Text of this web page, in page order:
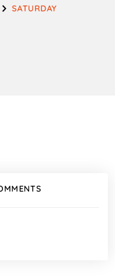
SATURDAY